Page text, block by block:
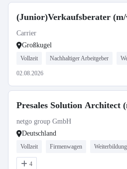
(Junior)Verkaufsberater
Carrier
Großkugel
Vollzeit Nachhaltiger Arbeitgeber
02.08.2026
Presales Solution Architect
netgo group GmbH
Deutschland
Vollzeit Firmenwagen
4